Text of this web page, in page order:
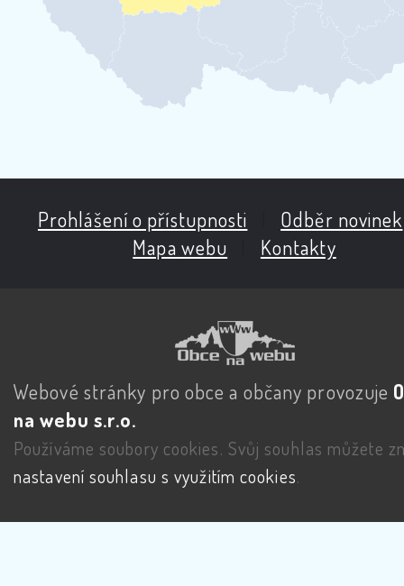
Prohlášení o přístupnosti Odběr novinek
Mapa webu
Kontakty
Webové stránky pro obce a občany provozuje
na webu s.r.o.
Používáme soubory cookies. Svůj souhlas můžete
nastavení souhlasu s využitím cookies.